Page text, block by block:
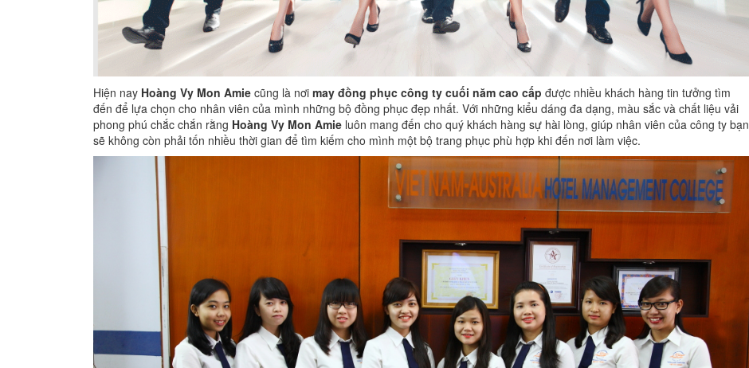
Hiện nay Hoàng Vy Mon Amie cũng là nơi may đồng phục công ty cuối năm cao cấp được nhiều khách hàng tin tưởng tìm
đến để lựa chọn cho nhân viên của mình những bộ đồng phục đẹp nhất. Với những kiểu dáng đa dạng, màu sắc và chất liệu vải
phong phú chắc chắn rằng Hoàng Vy Mon Amie luôn mang đến cho quý khách hàng sự hài lòng, giúp nhân viên của công ty bạn
sẽ không còn phải tốn nhiều thời gian để tìm kiếm cho mình một bộ trang phục phù hợp khi đến nơi làm việc.